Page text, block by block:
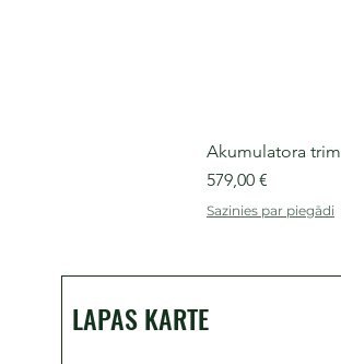
Akumulatora
Cena
579,00 €
Sazinies par piegādi
LAPAS KARTE